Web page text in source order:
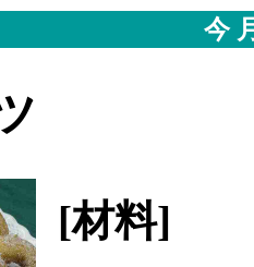
今
[材料]